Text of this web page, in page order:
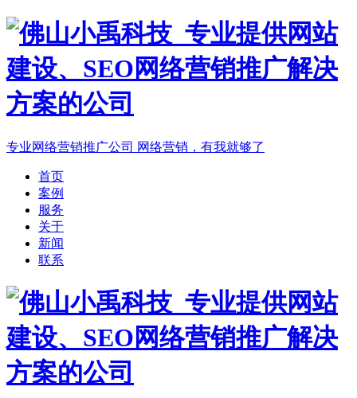
专业网络营销推广公司 网络营销，有我就够了
首页
案例
服务
关于
新闻
联系